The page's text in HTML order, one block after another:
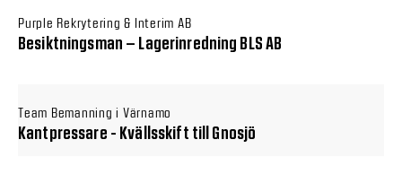
Purple Rekrytering & Interim AB
Besiktningsman – Lagerinredning BLS AB
Team Bemanning i Värnamo
Kantpressare - Kvällsskift till Gnosjö